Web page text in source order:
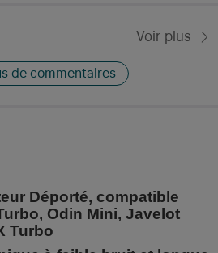
Voir plus
de commentaires
Déporté, compatible
Odin Mini, Javelot
Turbo